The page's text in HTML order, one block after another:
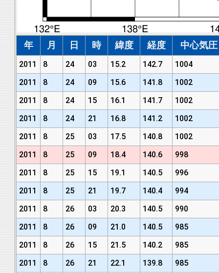
年 月 日 時 緯度 経度 中心気
2011 8 24 03 15.2 142.7
1004
2011
8 24 09 15.6 141.8
1002
2011
8 24 15 16.1 141.7
1002
2011
8 24 21 16.8 141.2
1002
2011
8 25 03 17.5 140.8
1002
2011
8 25 09 18.4 140.6
998
2011
8 25 15 19.1 140.5
996
2011
8 25 21 19.7 140.4
994
2011
8 26 03 20.3 140.5
990
2011
8 26 09 21.0 140.5
985
2011
8 26 15 21.5 140.2
985
2011
8 26 21 22.1 139.8
985